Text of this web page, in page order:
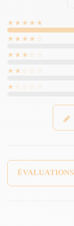
★★★★★
★★★★☆
★★★☆☆
★★☆☆☆
★☆☆☆☆